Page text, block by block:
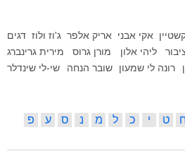
אקי אבני אריק אלפר ג'וז ולוז דגים
ליהי אלון מורן גרוס
מירית גרינברג
רונה לי שמעון שובר הנחה שי-לי שינדלר
ט י כ ל מ נ ס ע
פ